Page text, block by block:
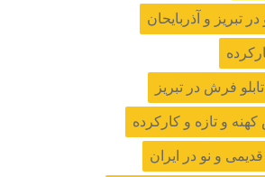
تبریز و آذربایحان
فرش در تبریز
و تازه و کارکرده
و نو در ایران